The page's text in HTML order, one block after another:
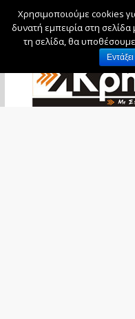
Πέμπτη, 6
Χρησιμοποιούμε cookies
δυνατή εμπειρία στη σελίδα
τη σελίδα, θα
Εντάξει